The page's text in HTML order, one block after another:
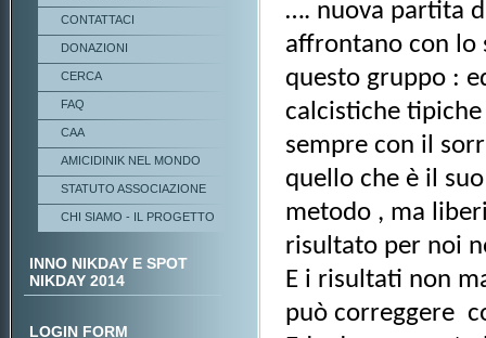
CONTATTACI
DONAZIONI
CERCA
FAQ
CAA
AMICIDINIK NEL MONDO
STATUTO ASSOCIAZIONE
CHI SIAMO - IL PROGETTO
INNO NIKDAY E SPOT
NIKDAY 2014
LOGIN FORM
…. nuova partita
affrontano con lo
questo gruppo :
calcistiche
sempre con il
quello che è il
metodo , ma
risultato per noi
E i risultati non
può correggere